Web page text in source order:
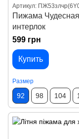
Артикул:
Пижама
интерлок
599 грн
Купить
Размер
92 98 104